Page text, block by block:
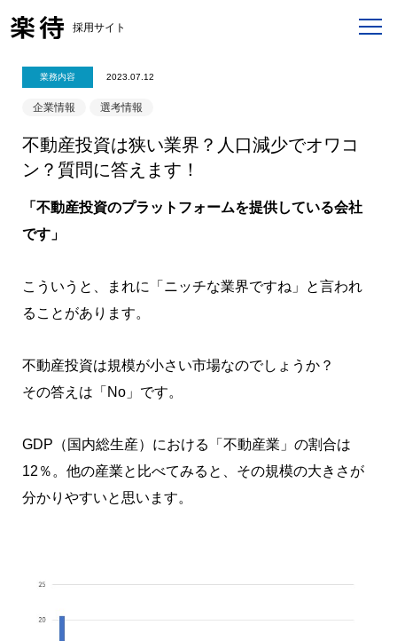
採用サイト
業務内容 2023.07.12
企業情報 選考情報
不動産投資は狭い業界？人口減少でオワコ
ン？質問に答えます！
「不動産投資のプラットフォームを提供している会社
です」
こういうと、まれに「ニッチな業界ですね」と言われ
ることがあります。
不動産投資は規模が小さい市場なのでしょうか？
その答えは「No」です。
GDP（国内総生産）における「不動産業」の割合は
12％。他の産業と比べてみると、その規模の大きさが
分かりやすいと思います。